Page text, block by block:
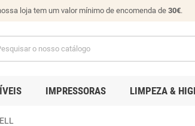
loja tem um valor mínimo de encomenda de30€.
IMPRESSORAS LIMPEZA &